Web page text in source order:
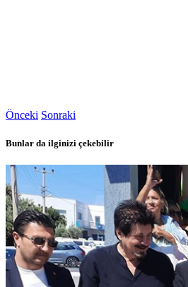
Önceki Sonraki
Bunlar da ilginizi çekebilir